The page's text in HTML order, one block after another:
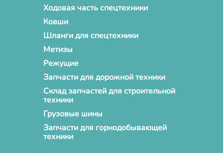
Ходовая часть спецтехники
Ковши
Шланги для спецтехники
Метизы
Режущие
Запчасти для дорожной техники
Склад запчастей для строительной
техники
Грузовые шины
Запчасти для горнодобывающей
техники